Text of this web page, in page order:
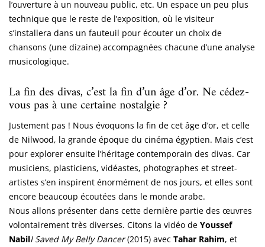
l’ouverture à un nouveau public, etc. Un espace un peu plus
technique que le reste de l’exposition, où le visiteur
s’installera dans un fauteuil pour écouter un choix de
chansons (une dizaine) accompagnées chacune d’une analyse
musicologique.
La fin des divas, c’est la fin d’un âge d’or. Ne cédez-
vous pas à une certaine nostalgie ?
Justement pas ! Nous évoquons la fin de cet âge d’or, et celle
de Nilwood, la grande époque du cinéma égyptien. Mais c’est
pour explorer ensuite l’héritage contemporain des divas. Car
musiciens, plasticiens, vidéastes, photographes et street-
artistes s’en inspirent énormément de nos jours, et elles sont
encore beaucoup écoutées dans le monde arabe.
Nous allons présenter dans cette dernière partie des œuvres
volontairement très diverses. Citons la vidéo de Youssef
NabilI Saved My Belly Dancer(2015) avec Tahar Rahim, et